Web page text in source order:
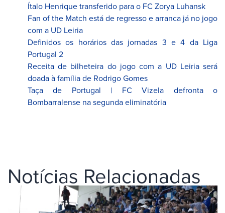
Ítalo Henrique transferido para o FC Zorya Luhansk
Fan of the Match está de regresso e arranca já no jogo
com a UD Leiria
Definidos os horários das jornadas 3 e 4 da Liga
Portugal 2
Receita de bilheteira do jogo com a UD Leiria será
doada à família de Rodrigo Gomes
Taça de Portugal | FC Vizela defronta o
Bombarralense na segunda eliminatória
Notícias Relacionadas